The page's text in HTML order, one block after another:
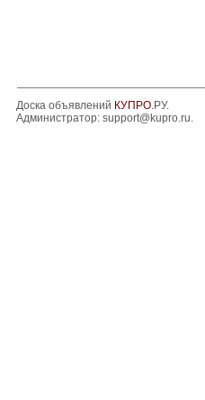
Доска объявлений КУПРО.РУ.
Администратор: support@kupro.ru.